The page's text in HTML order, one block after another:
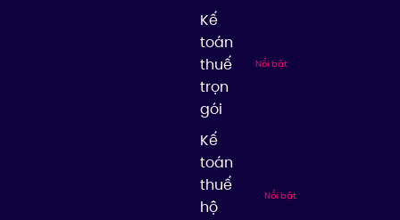
Kế
toán
thuế
trọn
gói
Nổi bật
Kế
toán
thuế
hộ
Nổi bật